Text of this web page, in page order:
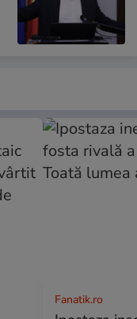
Fanatik.ro